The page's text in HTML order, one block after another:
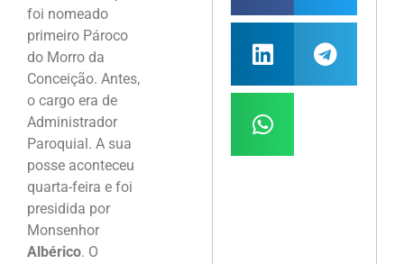
foi nomeado
primeiro Pároco
do Morro da
Conceição. Antes,
o cargo era de
Administrador
Paroquial. A sua
posse aconteceu
quarta-feira e foi
presidida por
Monsenhor
Albérico. O